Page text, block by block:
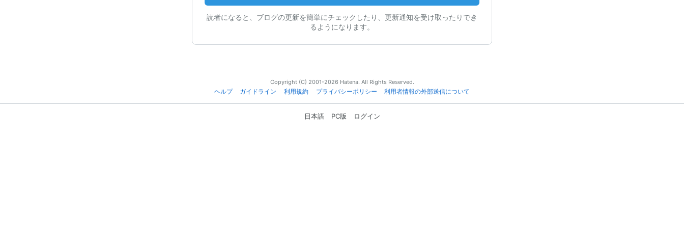
読者になると、ブログの更新を簡単にチェックしたり、更新通知を受け取ったりでき
るようになります。
Copyright (C) 2001-2026 Hatena. All Rights Reserved.
ヘルプ
ガイドライン 利用規約 プライバシーポリシー 利用者情報の外部送信について
日本語 PC版 ログイン